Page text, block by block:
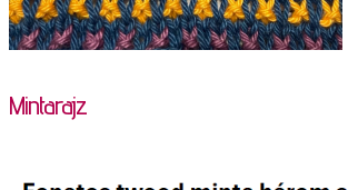
Mintarajz